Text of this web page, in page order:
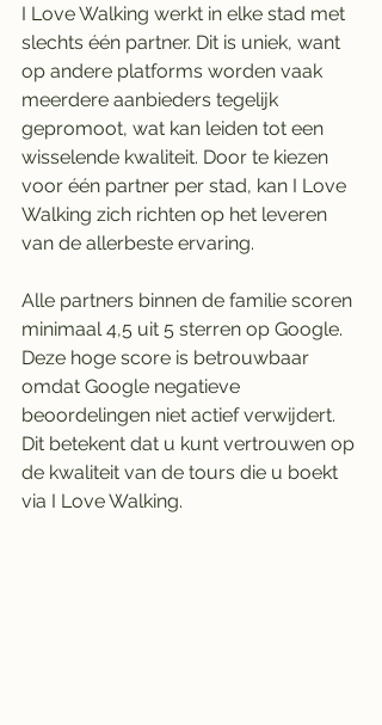
I Love Walking werkt in elke stad met
slechts één partner. Dit is uniek, want
op andere platforms worden vaak
meerdere aanbieders tegelijk
gepromoot, wat kan leiden tot een
wisselende kwaliteit. Door te kiezen
voor één partner per stad, kan I Love
Walking zich richten op het leveren
van de allerbeste ervaring.
Alle partners binnen de familie scoren
minimaal 4,5 uit 5 sterren op Google.
Deze hoge score is betrouwbaar
omdat Google negatieve
beoordelingen niet actief verwijdert.
Dit betekent dat u kunt vertrouwen op
de kwaliteit van de tours die u boekt
via I Love Walking.